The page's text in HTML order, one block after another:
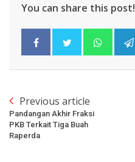
You can share this post!
Previous article
Pandangan Akhir Fraksi
PKB Terkait Tiga Buah
Raperda